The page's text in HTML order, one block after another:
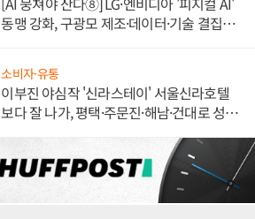
동맹 강화, 구광모 제조·데이터·기술 결집
소비자·유통
이부진 야심작 '신라스테이' 서울신라호텔
보다 잘 나가, 평택·주문진·해남·건대로 성